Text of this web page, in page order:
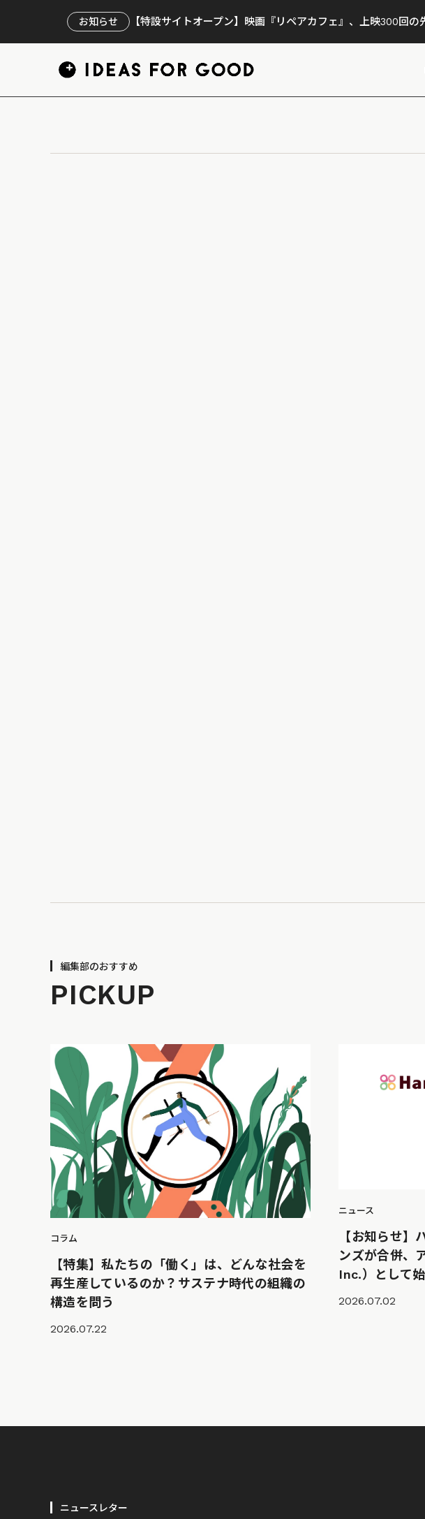
お知らせ 【特設サイトオープン】映画『リペアカフェ』、上映300回の
編集部のおすすめ
PICKUP
コラム
【特集】私たちの「働く」は、どんな社会を
再生産しているのか？サステナ時代の組織の
構造を問う
2026.07.22
ニュース
【お知らせ】
ンズが合併、
Inc.）として
2026.07.02
ニュースレター